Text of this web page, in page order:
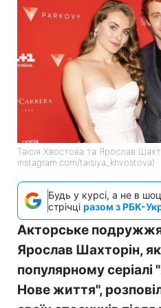
Таїсія Хвостова та Ярослав
instagram.com/taisiya_khvostova)
Будь у курсі, а не в
стрічці разом з РБК-
Акторське подружжя
Ярослав Шахторін,
популярному серіалі
Нове життя",